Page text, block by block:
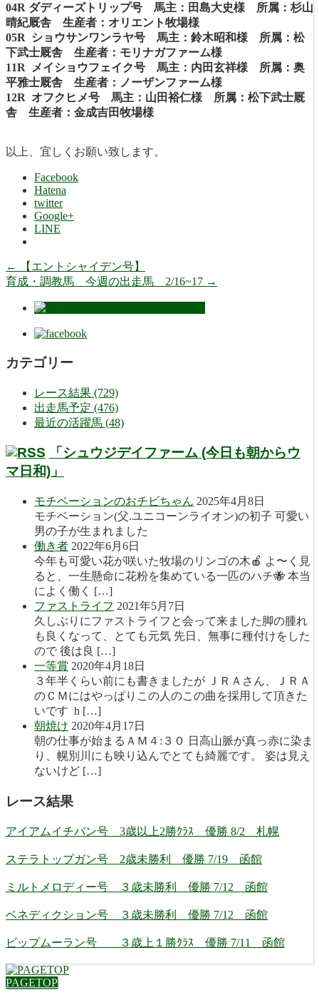
04R ダディーズトリップ号 馬主：田島大史様 所属：杉山
晴紀厩舎 生産者：オリエント牧場様
05R ショウサンワンラヤ号 馬主：鈴木昭和様 所属：松
下武士厩舎 生産者：モリナガファーム様
11R メイショウフェイク号 馬主：内田玄祥様 所属：奥
平雅士厩舎 生産者：ノーザンファーム様
12R オフクヒメ号 馬主：山田裕仁様 所属：松下武士厩
舎 生産者：金成吉田牧場様
以上、宜しくお願い致します。
Facebook
Hatena
twitter
Google+
LINE
←
【エントシャイデン号】
育成・調教馬 今週の出走馬 2/16~17 →
カテゴリー
レース結果 (729)
出走馬予定 (476)
最近の活躍馬 (48)
「シュウジデイファーム (今日も朝からウ
マ日和)」
モチベーションのおチビちゃん 2025年4月8日
モチベーション(父.ユニコーンライオン)の初子 可愛い
男の子が生まれました
働き者 2022年6月6日
今年も可愛い花が咲いた牧場のリンゴの木🍎 よ〜く見
ると、一生懸命に花粉を集めている一匹のハチ🐝 本当
によく働く […]
ファストライフ 2021年5月7日
久しぶりにファストライフと会って来ました脚の腫れ
も良くなって、とても元気 先日、無事に種付けをした
ので 後は良 […]
一等賞 2020年4月18日
３年半くらい前にも書きましたが ＪＲＡさん、ＪＲＡ
のＣＭにはやっぱりこの人のこの曲を採用して頂きた
いです h […]
朝焼け 2020年4月17日
朝の仕事が始まるＡＭ４:３０ 日高山脈が真っ赤に染ま
り、幌別川にも映り込んでとても綺麗です。 姿は見え
ないけど […]
レース結果
アイアムイチバン号 3歳以上2勝ｸﾗｽ 優勝 8/2 札幌
ステラトップガン号 2歳未勝利 優勝 7/19 函館
ミルトメロディー号 ３歳未勝利 優勝 7/12 函館
ベネディクション号 ３歳未勝利 優勝 7/12 函館
ビップムーラン号 ３歳上１勝ｸﾗｽ 優勝 7/11 函館
PAGETOP